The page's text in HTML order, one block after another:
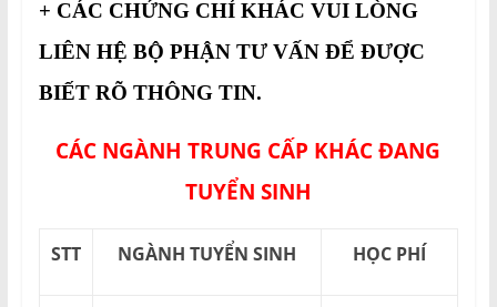
+ CÁC CHỨNG CHỈ KHÁC VUI LÒNG
LIÊN HỆ BỘ PHẬN TƯ VẤN ĐỂ ĐƯỢC
BIẾT RÕ THÔNG TIN.
CÁC NGÀNH TRUNG CẤP KHÁC ĐANG
TUYỂN SINH
STT NGÀNH TUYỂN SINH HỌC PHÍ